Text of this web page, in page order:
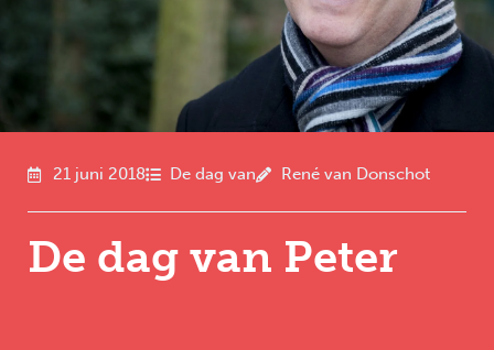
21 juni 2018 De dag van René van Donschot
De dag van Peter